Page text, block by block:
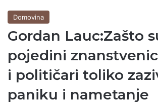
Domovina
Gordan Lauc:Zašto
pojedini
i političari toliko
paniku i nametanje